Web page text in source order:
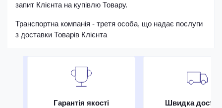
запит Клієнта на купівлю Товару.
Транспортна компанія - третя особа, що надає послуги
з доставки Товарів Клієнта
Гарантія якості Швидка